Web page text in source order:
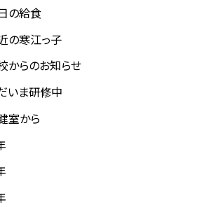
の給食
の寒江っ子
からのお知らせ
いま研修中
室から